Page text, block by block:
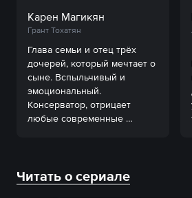
Карен Магикян
Грант Тохатян
Глава семьи и отец трёх
дочерей, который мечтает о
сыне. Вспыльчивый и
эмоциональный.
Консерватор, отрицает
любые современные
Читать о сериале